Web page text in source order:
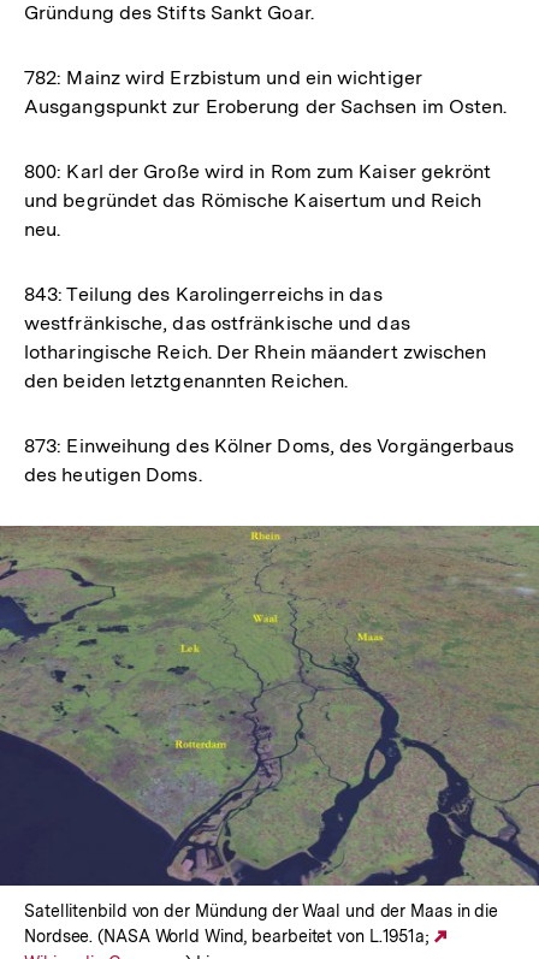
Gründung des Stifts Sankt Goar.
782: Mainz wird Erzbistum und ein wichtiger
Ausgangspunkt zur Eroberung der Sachsen im Osten.
800: Karl der Große wird in Rom zum Kaiser gekrönt
und begründet das Römische Kaisertum und Reich
neu.
843: Teilung des Karolingerreichs in das
westfränkische, das ostfränkische und das
lotharingische Reich. Der Rhein mäandert zwischen
den beiden letztgenannten Reichen.
873: Einweihung des Kölner Doms, des Vorgängerbaus
des heutigen Doms.
In
Lightbox
öffnen
Satellitenbild von der Mündung der Waal und der Maas in die
Nordsee. (NASA World Wind, bearbeitet von L.1951a;